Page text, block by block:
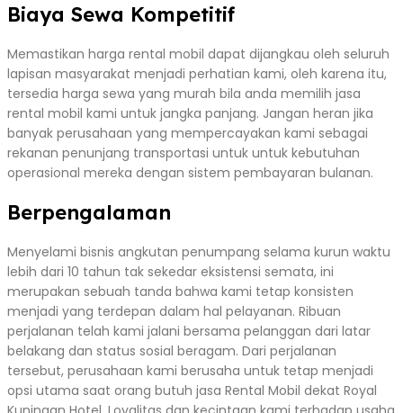
Biaya Sewa Kompetitif
Memastikan harga rental mobil dapat dijangkau oleh seluruh
lapisan masyarakat menjadi perhatian kami, oleh karena itu,
tersedia harga sewa yang murah bila anda memilih jasa
rental mobil kami untuk jangka panjang. Jangan heran jika
banyak perusahaan yang mempercayakan kami sebagai
rekanan penunjang transportasi untuk untuk kebutuhan
operasional mereka dengan sistem pembayaran bulanan.
Berpengalaman
Menyelami bisnis angkutan penumpang selama kurun waktu
lebih dari 10 tahun tak sekedar eksistensi semata, ini
merupakan sebuah tanda bahwa kami tetap konsisten
menjadi yang terdepan dalam hal pelayanan. Ribuan
perjalanan telah kami jalani bersama pelanggan dari latar
belakang dan status sosial beragam. Dari perjalanan
tersebut, perusahaan kami berusaha untuk tetap menjadi
opsi utama saat orang butuh jasa Rental Mobil dekat Royal